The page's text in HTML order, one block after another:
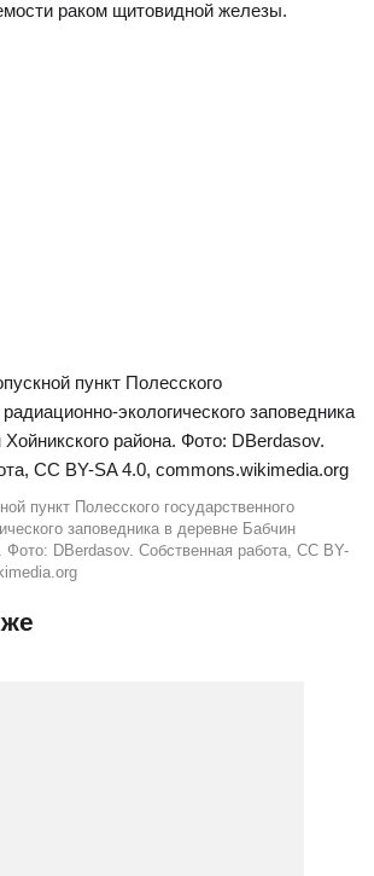
раком щитовидной железы.
пункт Полесского государственного
заповедника в деревне Бабчин
Фото: DBerdasov. Собственная работа, CC BY-